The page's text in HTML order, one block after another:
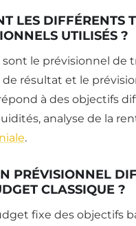
LES DIFFÉRENTS
UTILISÉS ?
le prévisionnel de
résultat et le
à des objectifs
analyse de la
.
PRÉVISIONNEL
CLASSIQUE ?
fixe des objectifs